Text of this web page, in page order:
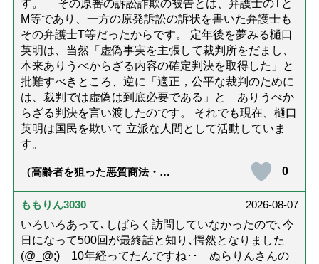
す。 その原審の訴訟詐欺の被告とは、弁護士のTと
M等であり、一方の原発訴訟の訴状を書いた弁護士も
その弁護士T等だったからです。 定年後を夢みる樋口
英明は、当然「虚偽事実を主張して裁判所をだまし、
本来ありうべからざる内容の確定判決を取得した」と
批難すべきところ、逆に「適正，公平な裁判のために
は、裁判では虚偽は到底必要である」と ありうべか
らざる判決を言い渡したのです。 それでも現在、樋口
英明は国民を欺いて 立派な人間として活動していま
す。
（高齢者を狙った悪質商法・訪
ないための4つの対策「騙されや
すい人の特徴は？」【社会福祉
0
ももりん3030
2026-08-07
いろいろあって､しばらく訪問していなかったので､今
日になって500回が最終話と知り､愕然となりました
(@_@;) 10年経ってたんですね･･ ぬらりんさんの